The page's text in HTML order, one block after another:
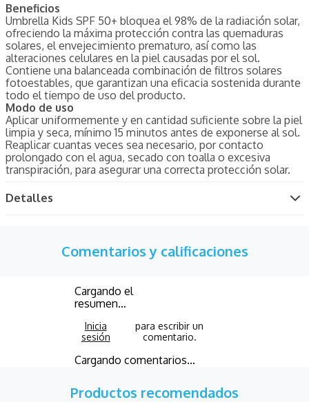
Beneficios
Umbrella Kids SPF 50+ bloquea el 98% de la radiación solar,
ofreciendo la máxima protección contra las quemaduras
solares, el envejecimiento prematuro, así como las
alteraciones celulares en la piel causadas por el sol.
Contiene una balanceada combinación de filtros solares
fotoestables, que garantizan una eficacia sostenida durante
todo el tiempo de uso del producto.
Modo de uso
Aplicar uniformemente y en cantidad suficiente sobre la piel
limpia y seca, mínimo 15 minutos antes de exponerse al sol.
Reaplicar cuantas veces sea necesario, por contacto
prolongado con el agua, secado con toalla o excesiva
transpiración, para asegurar una correcta protección solar.
Detalles
Comentarios y calificaciones
Cargando el
resumen…
Cargando comentarios…
Productos recomendados